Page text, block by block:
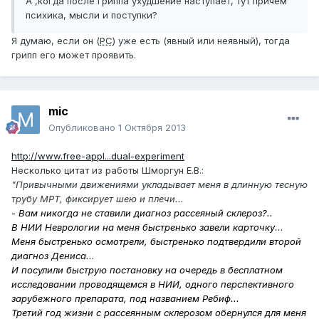
психика, мысли и поступки?
Я думаю, если он (РС) уже есть (явный или неявный), тогда
грипп его может проявить.
mic
Опубликовано 1 Октября 2013
http://www.free-appl...dual-experiment
Несколько цитат из работы Шморгун Е.В.:
"Привычными движениями укладывает меня в длинную тесную
трубу МРТ, фиксирует шею и плечи...
- Вам никогда не ставили диагноз рассеяный склероз?..
В НИИ Неврологии на меня быстренько завели карточку...
Меня быстренько осмотрели, быстренько подтвердили второй
диагноз Дениса...
И посулили быструю постановку на очередь в бесплатном
исследовании проводящемся в НИИ, одного перспективного
зарубежного препарата, под названием Ребиф...
Третий год жизни с рассеянным склерозом обернулся для меня